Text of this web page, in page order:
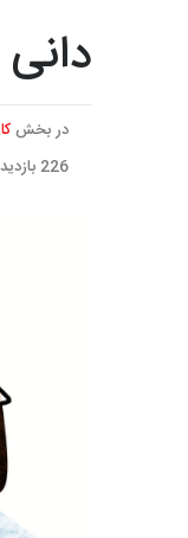
دانی
در بخش
226 بازدید